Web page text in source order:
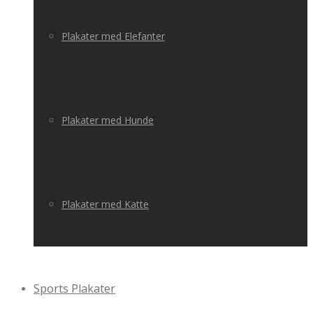
Plakater med Elefanter
Plakater med Hunde
Plakater med Katte
Sports Plakater